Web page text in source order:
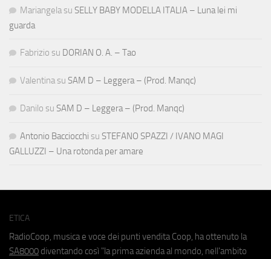
Mariangela su SELLY BABY MODELLA ITALIA – Luna lei mi
guarda
Fabrizio su DORIAN O. A. – Tao
Valentina su SAM D – Leggera – (Prod. Manqc)
Danilo su SAM D – Leggera – (Prod. Manqc)
Antonio Bacciocchi su STEFANO SPAZZI / IVANO MAGI
GALLUZZI – Una rotonda per amare
ETICA
RadioCoop, musica e voce dei punti vendita Coop, ha ottenuto la
SA8000 diventando così "la prima azienda al mondo, nell'ambito